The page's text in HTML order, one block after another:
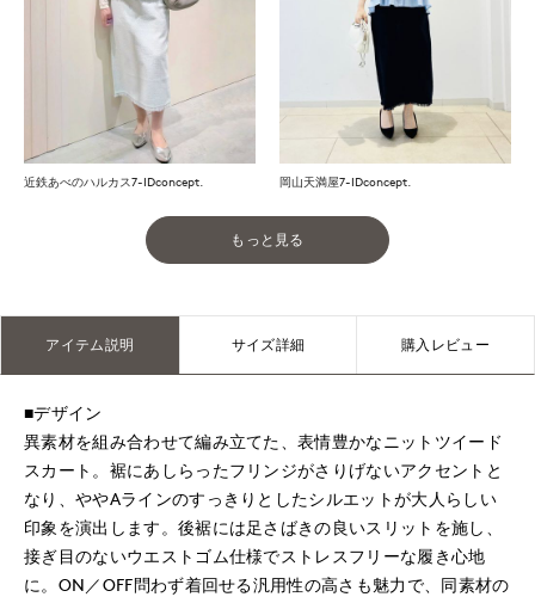
近鉄あべのハルカス7-IDconcept. 岡山天満屋7-IDconcept.
もっと見る
アイテム説明 サイズ詳細 購入レビュー
■デザイン
異素材を組み合わせて編み立てた、表情豊かなニットツイード
スカート。裾にあしらったフリンジがさりげないアクセントと
なり、ややAラインのすっきりとしたシルエットが大人らしい
印象を演出します。後裾には足さばきの良いスリットを施し、
接ぎ目のないウエストゴム仕様でストレスフリーな履き心地
に。ON／OFF問わず着回せる汎用性の高さも魅力で、同素材の